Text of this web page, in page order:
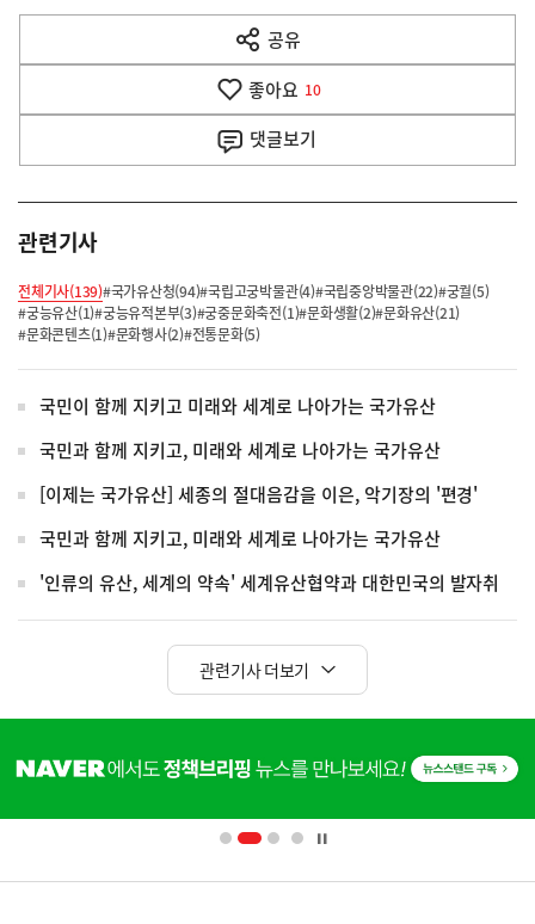
다
음
공유
열
기
좋아요 10
댓글보기
관련기사
전체기사(139)#국가유산청(94)#국립고궁박물관(4)#국립중앙박물관(22)#궁궐(5)
#궁능유산(1)#궁능유적본부(3)#궁중문화축전(1)#문화생활(2)#문화유산(21)
#문화콘텐츠(1)#문화행사(2)#전통문화(5)
국민이 함께 지키고 미래와 세계로 나아가는 국가유산
국민과 함께 지키고, 미래와 세계로 나아가는 국가유산
[이제는 국가유산] 세종의 절대음감을 이은, 악기장의 '편경'
국민과 함께 지키고, 미래와 세계로 나아가는 국가유산
'인류의 유산, 세계의 약속' 세계유산협약과 대한민국의 발자취
관련기사 더보기
단
배
영